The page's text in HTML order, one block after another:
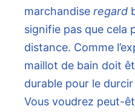
marchandise regard
signifie pas que cela
distance. Comme
maillot de bain doit
durable pour le
Vous voudrez peut-